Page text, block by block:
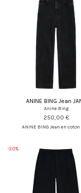
ANINE BING Jean
Anine Bing
250,00 €
ANINE BING Jean en
-30%